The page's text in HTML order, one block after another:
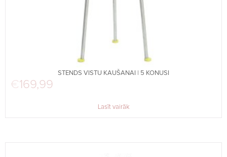
STENDS VISTU KAUŠANAI | 5 KONUSI
€169,99
Lasīt vairāk